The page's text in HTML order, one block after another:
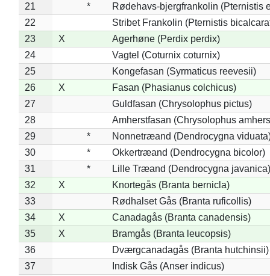
21
*
Rødehavs-bjergfrankolin (Pternistis
22
Stribet Frankolin (Pternistis
23
X
Agerhøne (Perdix perdix)
24
Vagtel (Coturnix coturnix)
25
Kongefasan (Syrmaticus reevesii)
26
X
Fasan (Phasianus colchicus)
27
Guldfasan (Chrysolophus pictus)
28
Amherstfasan (Chrysolophus
29
*
Nonnetræand (Dendrocygna
30
*
Okkertræand (Dendrocygna bicolor)
31
*
Lille Træand (Dendrocygna javanica)
32
X
Knortegås (Branta bernicla)
33
Rødhalset Gås (Branta ruficollis)
34
X
Canadagås (Branta canadensis)
35
X
Bramgås (Branta leucopsis)
36
Dværgcanadagås (Branta hutchinsii)
37
Indisk Gås (Anser indicus)